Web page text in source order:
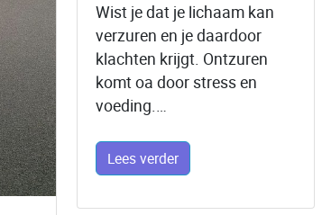
Wist je dat je lichaam kan
verzuren en je daardoor
klachten krijgt. Ontzuren
komt oa door stress en
voeding.…
Lees verder